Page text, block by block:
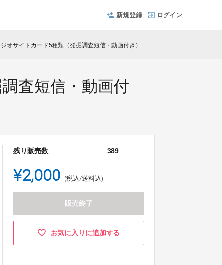
新規登録 ログイン
ジオサイトカード5種類（発掘調査短信・動画付き）
査短信・動画付
残り販売数 389
¥2,000 (税込/送料込)
販売終了
お気に入りに追加する